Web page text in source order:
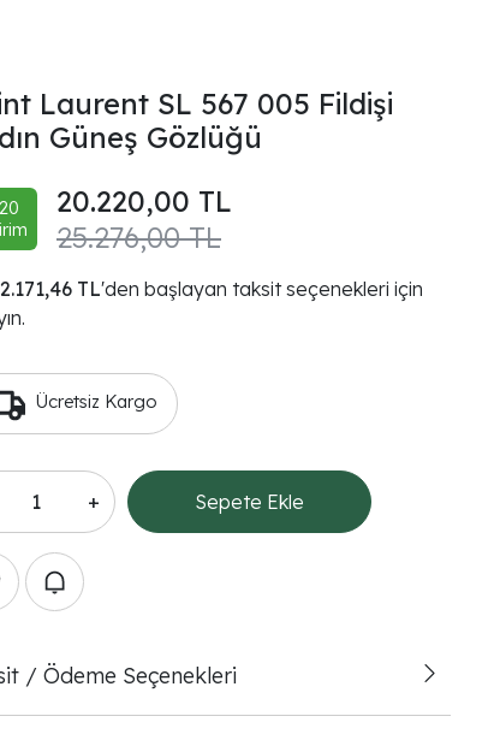
Laurent SL 567 005 Fildişi
Güneş Gözlüğü
25.276,00 TL
20.220,00 TL
2.171,46 TL'den başlayan taksit seçenekleri için
Ücretsiz Kargo
+ Sepete Ekle
/ Ödeme Seçenekleri